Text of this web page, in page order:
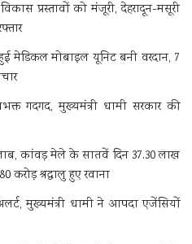
प्रस्तावों को मंजूरी, देहरादून-मसूरी
मेडिकल मोबाइल यूनिट बनी वरदान, 7
गदगद, मुख्यमंत्री धामी सरकार की
कांवड़ मेले के सातवें दिन 37.30 लाख
श्रद्धालु हुए रवाना
मुख्यमंत्री धामी ने आपदा एजेंसियों